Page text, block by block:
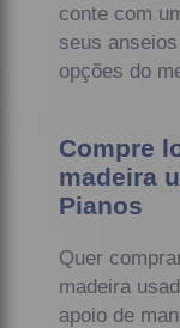
conte com
seus
opções do
Compre
madeira
Pianos
Quer
madeira
apoio de